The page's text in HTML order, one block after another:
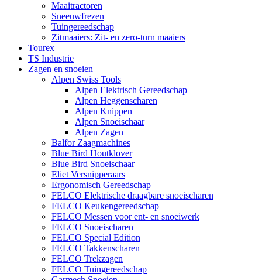
Maaitractoren
Sneeuwfrezen
Tuingereedschap
Zitmaaiers: Zit- en zero-turn maaiers
Tourex
TS Industrie
Zagen en snoeien
Alpen Swiss Tools
Alpen Elektrisch Gereedschap
Alpen Heggenscharen
Alpen Knippen
Alpen Snoeischaar
Alpen Zagen
Balfor Zaagmachines
Blue Bird Houtklover
Blue Bird Snoeischaar
Eliet Versnipperaars
Ergonomisch Gereedschap
FELCO Elektrische draagbare snoeischaren
FELCO Keukengereedschap
FELCO Messen voor ent- en snoeiwerk
FELCO Snoeischaren
FELCO Special Edition
FELCO Takkenscharen
FELCO Trekzagen
FELCO Tuingereedschap